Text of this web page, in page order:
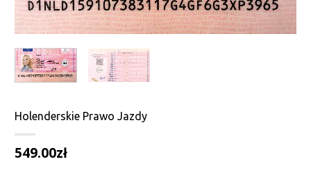
Holenderskie Prawo Jazdy
549.00zł